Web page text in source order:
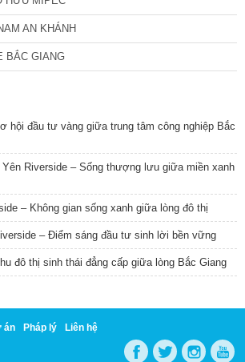
AN KHÁNH
BẮC GIANG
hội đầu tư vàng giữa trung tâm công nghiệp Bắc
Riverside – Sống thượng lưu giữa miền xanh
– Không gian sống xanh giữa lòng đô thị
– Điểm sáng đầu tư sinh lời bền vững
đô thị sinh thái đẳng cấp giữa lòng Bắc Giang
án Pháp lý Liên hệ